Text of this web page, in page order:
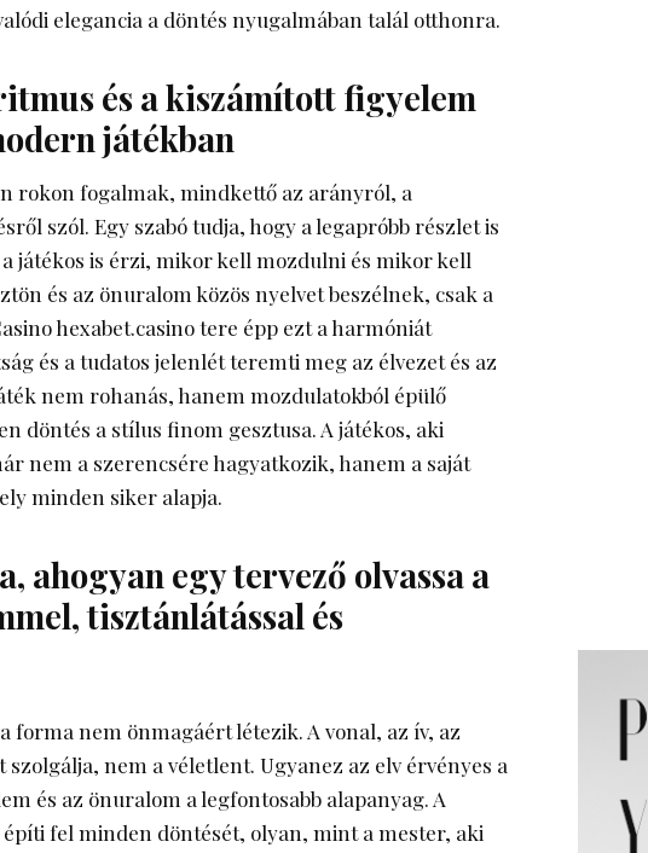
elegancia a döntés nyugalmában talál otthonra.
és a kiszámított figyelem
játékban
rokon fogalmak, mindkettő az arányról, a
szól. Egy szabó tudja, hogy a legapróbb részlet is
játékos is érzi, mikor kell mozdulni és mikor kell
és az önuralom közös nyelvet beszélnek, csak a
hexabet.casinotere épp ezt a harmóniát
és a tudatos jelenlét teremti meg az élvezet és az
nem rohanás, hanem mozdulatokból épülő
döntés a stílus finom gesztusa. A játékos, aki
nem a szerencsére hagyatkozik, hanem a saját
minden siker alapja.
ahogyan egy tervező olvassa a
tisztánlátással és
forma nem önmagáért létezik. A vonal, az ív, az
nem a véletlent. Ugyanez az elv érvényes a
és az önuralom a legfontosabb alapanyag. A
fel minden döntését, olyan, mint a mester, aki